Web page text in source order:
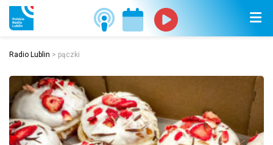
Radio Lublin > pączki